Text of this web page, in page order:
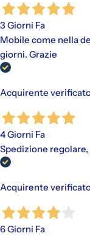
3 Giorni Fa
Mobile come nella
giorni. Grazie
Acquirente
4 Giorni Fa
Spedizione
Acquirente
6 Giorni Fa